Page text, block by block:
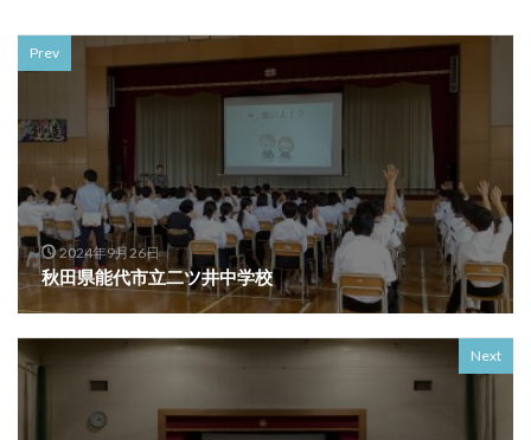
Prev
2024年9月26日
秋田県能代市立二ツ井中学校
Next